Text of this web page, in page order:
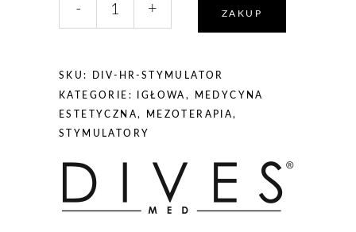
tkankowy
HYDRA
ROYAL
3x1ml
HA
- + ZAKUP
SKU: DIV-HR-STYMULATOR
KATEGORIE: IGŁOWA ,
MEDYCYNA
ESTETYCZNA, MEZOTERAPIA,
STYMULATORY